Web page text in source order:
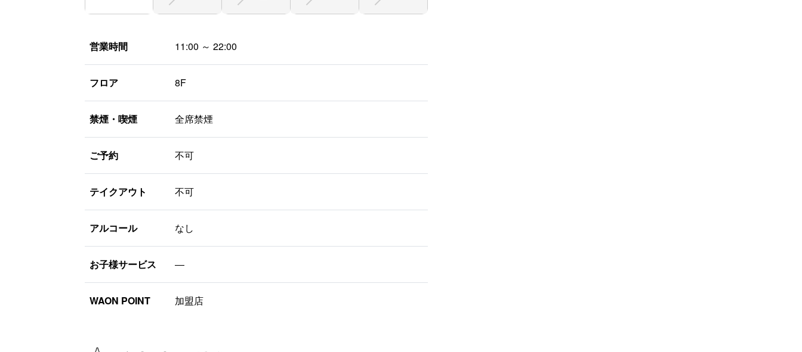
営業時間 11:00 ～ 22:00
フロア 8F
禁煙・喫煙 全席禁煙
ご予約 不可
テイクアウト 不可
アルコール なし
お子様サービス ―
WAON POINT 加盟店